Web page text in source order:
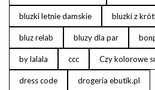
bluzki letnie damskie bluzki z
bluz relab bluzy dla par
by lalala ccc Czy kolorowe
dress code drogeria ebutik.pl